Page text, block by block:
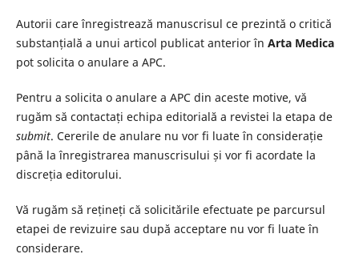
Autorii care înregistrează manuscrisul ce prezintă o critică
substanțială a unui articol publicat anterior în Arta Medica
pot solicita o anulare a APC.
Pentru a solicita o anulare a APC din aceste motive, vă
rugăm să contactați echipa editorială a revistei la etapa de
submit. Cererile de anulare nu vor fi luate în considerație
până la înregistrarea manuscrisului și vor fi acordate la
discreția editorului.
Vă rugăm să rețineți că solicitările efectuate pe parcursul
etapei de revizuire sau după acceptare nu vor fi luate în
considerare.